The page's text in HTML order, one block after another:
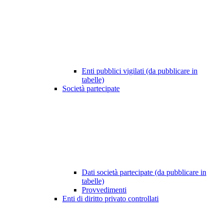
Enti pubblici vigilati (da pubblicare in
tabelle)
Società partecipate
Dati società partecipate (da pubblicare in
tabelle)
Provvedimenti
Enti di diritto privato controllati